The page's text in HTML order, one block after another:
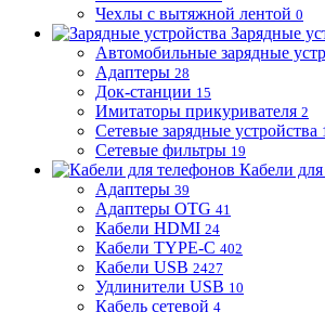
Чехлы с вытяжной лентой 0
Зарядные
Автомобильные зарядные
Адаптеры 28
Док-станции 15
Имитаторы прикуривателя 2
Сетевые зарядные устройства
Сетевые фильтры 19
Кабели
Адаптеры 39
Адаптеры OTG 41
Кабели HDMI 24
Кабели TYPE-C 402
Кабели USB 2427
Удлинители USB 10
Кабель сетевой 4